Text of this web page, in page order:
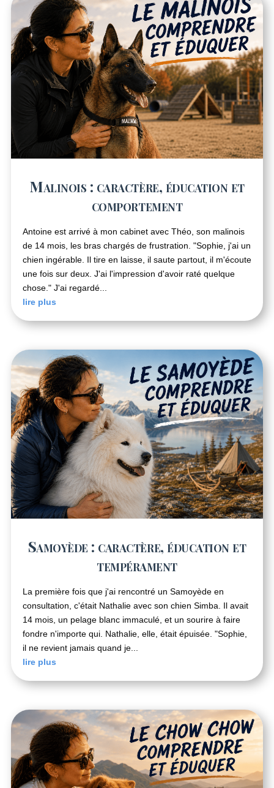
Malinois : caractère, éducation et
comportement
Antoine est arrivé à mon cabinet avec Théo, son malinois
de 14 mois, les bras chargés de frustration. "Sophie, j'ai un
chien ingérable. Il tire en laisse, il saute partout, il m'écoute
une fois sur deux. J'ai l'impression d'avoir raté quelque
chose." J'ai regardé...
lire plus
Samoyède : caractère, éducation et
tempérament
La première fois que j'ai rencontré un Samoyède en
consultation, c'était Nathalie avec son chien Simba. Il avait
14 mois, un pelage blanc immaculé, et un sourire à faire
fondre n'importe qui. Nathalie, elle, était épuisée. "Sophie,
il ne revient jamais quand je...
lire plus